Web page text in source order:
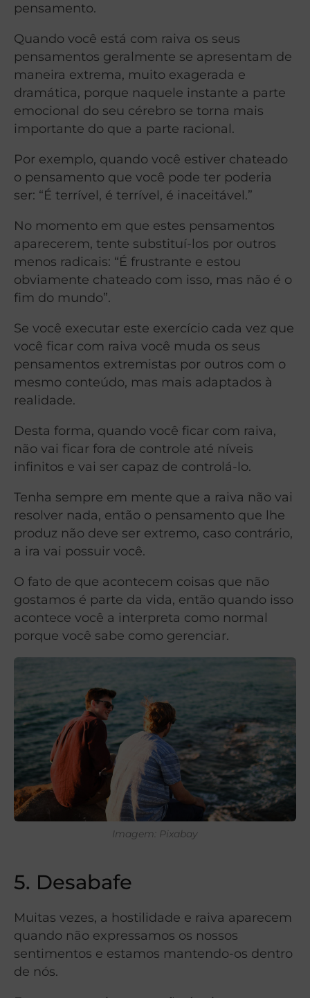
pensamento.
Quando você está com raiva os seus
pensamentos geralmente se apresentam de
maneira extrema, muito exagerada e
dramática, porque naquele instante a parte
emocional do seu cérebro se torna mais
importante do que a parte racional.
Por exemplo, quando você estiver chateado
o pensamento que você pode ter poderia
ser: “É terrível, é terrível, é inaceitável.”
No momento em que estes pensamentos
aparecerem, tente substituí-los por outros
menos radicais: “É frustrante e estou
obviamente chateado com isso, mas não é o
fim do mundo”.
Se você executar este exercício cada vez que
você ficar com raiva você muda os seus
pensamentos extremistas por outros com o
mesmo conteúdo, mas mais adaptados à
realidade.
Desta forma, quando você ficar com raiva,
não vai ficar fora de controle até níveis
infinitos e vai ser capaz de controlá-lo.
Tenha sempre em mente que a raiva não vai
resolver nada, então o pensamento que lhe
produz não deve ser extremo, caso contrário,
a ira vai possuir você.
O fato de que acontecem coisas que não
gostamos é parte da vida, então quando isso
acontece você a interpreta como normal
porque você sabe como gerenciar.
Imagem: Pixabay
5. Desabafe
Muitas vezes, a hostilidade e raiva aparecem
quando não expressamos os nossos
sentimentos e estamos mantendo-os dentro
de nós.